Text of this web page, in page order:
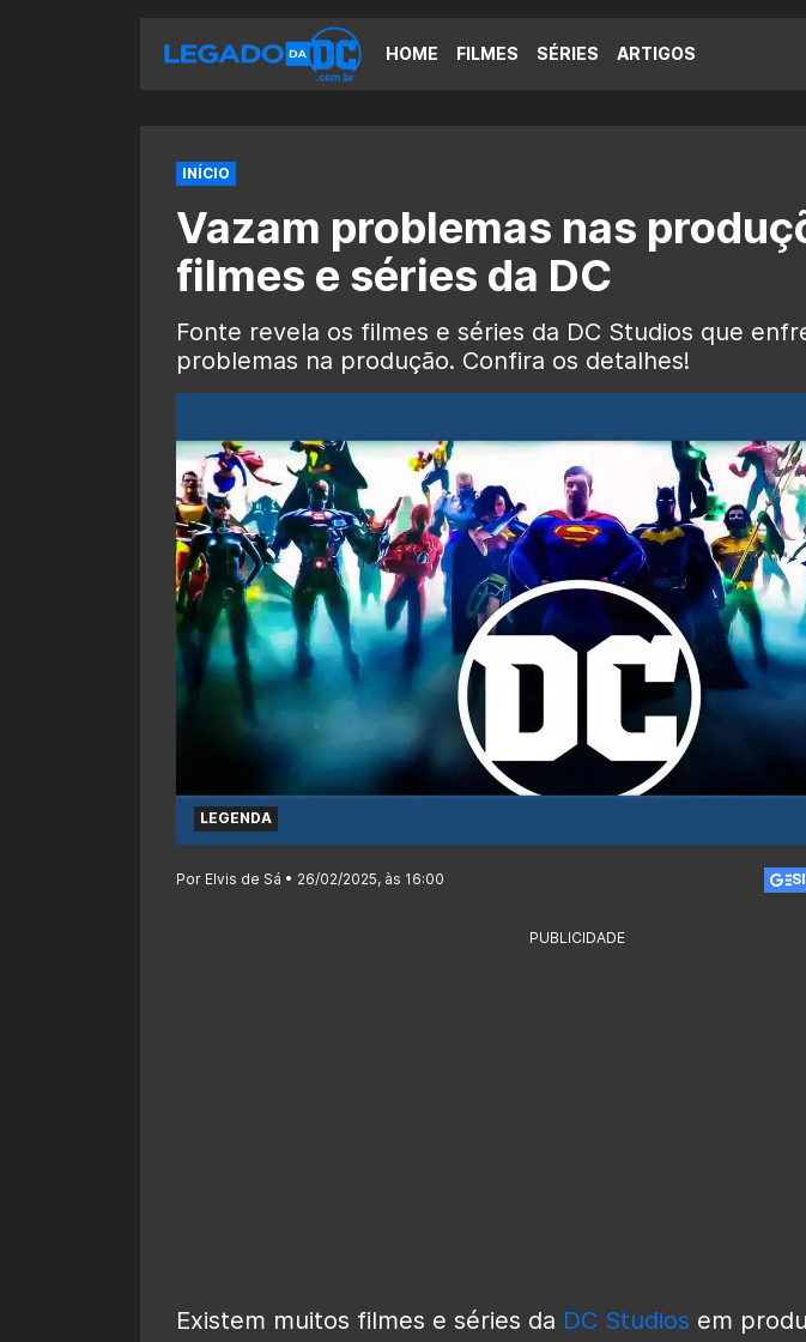
HOME FILMES SÉRIES ARTIGOS
INÍCIO
Vazam problemas nas
filmes e séries da DC
Fonte revela os filmes e séries da DC Studios que
problemas na produção. Confira os detalhes!
LEGENDA
Por Elvis de Sá • 26/02/2025, às 16:00
PUBLICIDADE
Existem muitos filmes e séries da DC Studios em